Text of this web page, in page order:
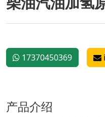
17370450369
产品介绍